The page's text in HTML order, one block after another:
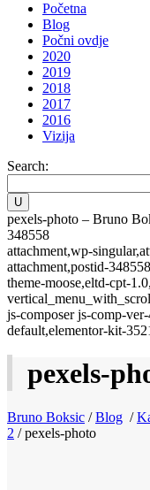
Početna
Blog
Počni ovdje
2020
2019
2018
2017
2016
Vizija
Search:
pexels-photo – Bruno
348558
attachment,wp-
attachment,postid-
theme-moose,eltd-cpt-
js-composer js-comp-
default,elementor-kit-
pexels-
Bruno Boksic /Blog /
2 /pexels-photo